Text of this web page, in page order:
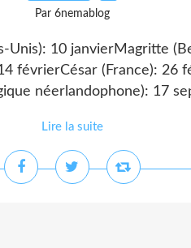
Par 6nemablog
Unis): 10 janvierMagritte
févrierCésar (France): 26
néerlandophone): 17
Lire la suite